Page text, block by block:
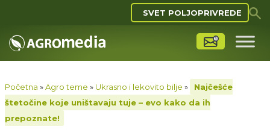
SVET POLJOPRIVREDE
Početna »Agro teme » Ukrasno i lekovito bilje »
Najčešće
štetočine koje uništavaju tuje – evo kako da ih
prepoznate!